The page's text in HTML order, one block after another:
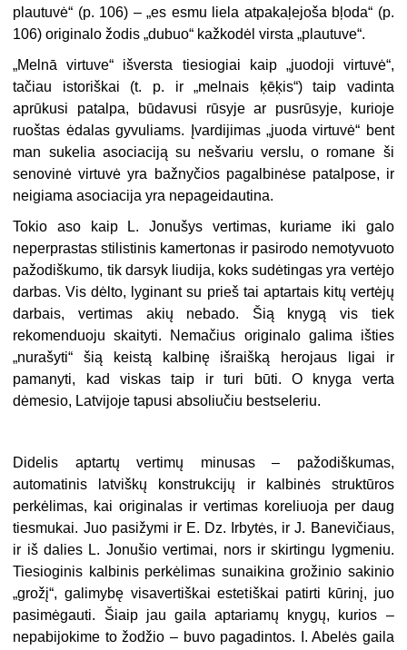
plautuvė“ (p. 106) – „es esmu liela atpakaļejoša bļoda“ (p.
106) originalo žodis „dubuo“ kažkodėl virsta „plautuve“.
„Melnā virtuve“ išversta tiesiogiai kaip „juodoji virtuvė“,
tačiau istoriškai (t. p. ir „melnais ķēķis“) taip vadinta
aprūkusi patalpa, būdavusi rūsyje ar pusrūsyje, kurioje
ruoštas ėdalas gyvuliams. Įvardijimas „juoda virtuvė“ bent
man sukelia asociaciją su nešvariu verslu, o romane ši
senovinė virtuvė yra bažnyčios pagalbinėse patalpose, ir
neigiama asociacija yra nepageidautina.
Tokio aso kaip L. Jonušys vertimas, kuriame iki galo
neperprastas stilistinis kamertonas ir pasirodo nemotyvuoto
pažodiškumo, tik darsyk liudija, koks sudėtingas yra vertėjo
darbas. Vis dėlto, lyginant su prieš tai aptartais kitų vertėjų
darbais, vertimas akių nebado. Šią knygą vis tiek
rekomenduoju skaityti. Nemačius originalo galima išties
„nurašyti“ šią keistą kalbinę išraišką herojaus ligai ir
pamanyti, kad viskas taip ir turi būti. O knyga verta
dėmesio, Latvijoje tapusi absoliučiu bestseleriu.
Didelis aptartų vertimų minusas – pažodiškumas,
automatinis latviškų konstrukcijų ir kalbinės struktūros
perkėlimas, kai originalas ir vertimas koreliuoja per daug
tiesmukai. Juo pasižymi ir E. Dz. Irbytės, ir J. Banevičiaus,
ir iš dalies L. Jonušio vertimai, nors ir skirtingu lygmeniu.
Tiesioginis kalbinis perkėlimas sunaikina grožinio sakinio
„grožį“, galimybę visavertiškai estetiškai patirti kūrinį, juo
pasimėgauti. Šiaip jau gaila aptariamų knygų, kurios –
nepabijokime to žodžio – buvo pagadintos. I. Abelės gaila